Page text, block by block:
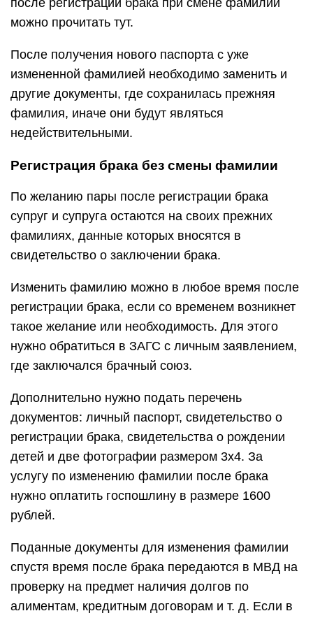
после регистрации брака при смене фамилии
можно прочитать тут.
После получения нового паспорта с уже
измененной фамилией необходимо заменить и
другие документы, где сохранилась прежняя
фамилия, иначе они будут являться
недействительными.
Регистрация брака без смены фамилии
По желанию пары после регистрации брака
супруг и супруга остаются на своих прежних
фамилиях, данные которых вносятся в
свидетельство о заключении брака.
Изменить фамилию можно в любое время после
регистрации брака, если со временем возникнет
такое желание или необходимость. Для этого
нужно обратиться в ЗАГС с личным заявлением,
где заключался брачный союз.
Дополнительно нужно подать перечень
документов: личный паспорт, свидетельство о
регистрации брака, свидетельства о рождении
детей и две фотографии размером 3х4. За
услугу по изменению фамилии после брака
нужно оплатить госпошлину в размере 1600
рублей.
Поданные документы для изменения фамилии
спустя время после брака передаются в МВД на
проверку на предмет наличия долгов по
алиментам, кредитным договорам и т. д. Если в